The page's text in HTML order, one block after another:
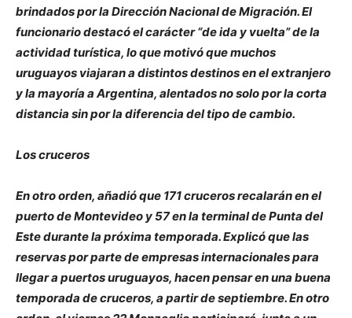
brindados por la Dirección Nacional de Migración. El
funcionario destacó el carácter “de ida y vuelta” de la
actividad turística, lo que motivó que muchos
uruguayos viajaran a distintos destinos en el extranjero
y la mayoría a Argentina, alentados no solo por la corta
distancia sin por la diferencia del tipo de cambio.
Los cruceros
En otro orden, añadió que 171 cruceros recalarán en el
puerto de Montevideo y 57 en la terminal de Punta del
Este durante la próxima temporada. Explicó que las
reservas por parte de empresas internacionales para
llegar a puertos uruguayos, hacen pensar en una buena
temporada de cruceros, a partir de septiembre. En otro